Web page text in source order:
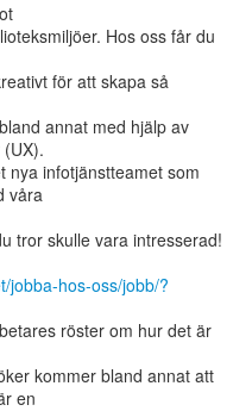
Hos oss får du
för att skapa så
annat med hjälp av
nya infotjänstteamet som
våra
tror skulle vara intresserad!
jobba-hos-oss/jobb/?
röster om hur det är
kommer bland annat att
en